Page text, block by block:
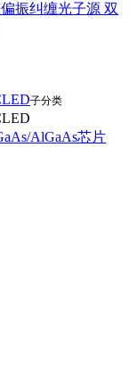
振纠缠光子源 双
子分类
AlGaAs芯片